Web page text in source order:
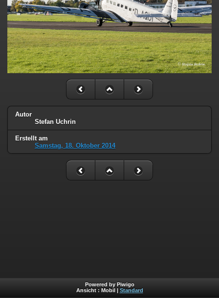
Autor
Stefan Uchrin
Erstellt am
Samstag, 18. Oktober 2014
Powered by Piwigo
Ansicht : Mobil Standard